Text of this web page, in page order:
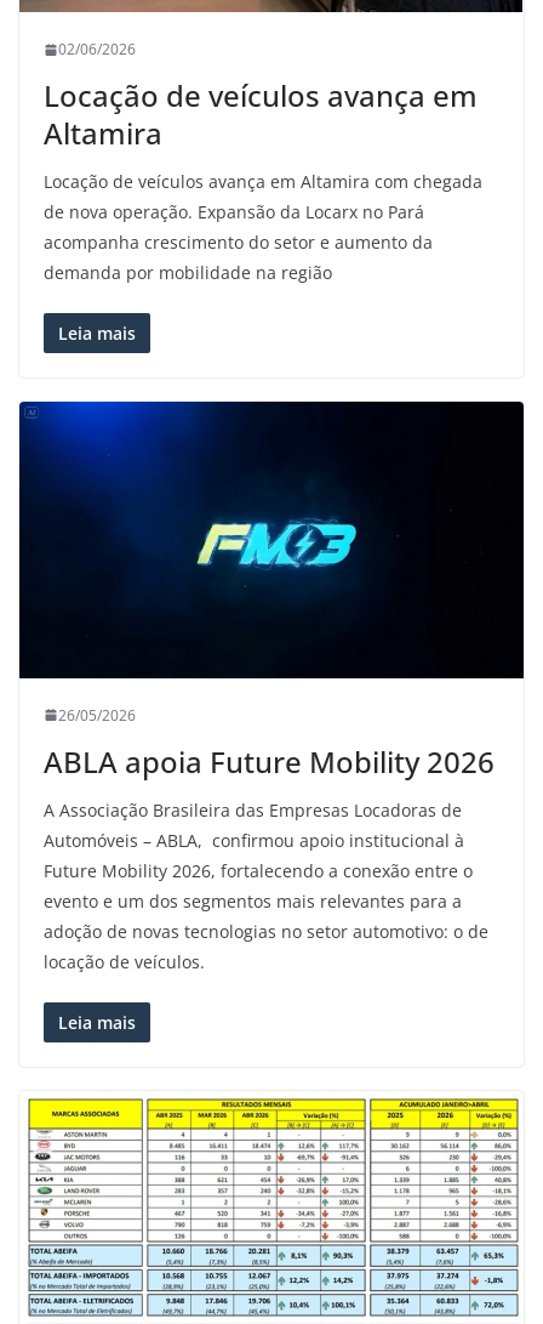
02/06/2026
Locação de veículos avança em
Altamira
Locação de veículos avança em Altamira com chegada
de nova operação. Expansão da Locarx no Pará
acompanha crescimento do setor e aumento da
demanda por mobilidade na região
Leia mais
26/05/2026
ABLA apoia Future Mobility 2026
A Associação Brasileira das Empresas Locadoras de
Automóveis – ABLA, confirmou apoio institucional à
Future Mobility 2026, fortalecendo a conexão entre o
evento e um dos segmentos mais relevantes para a
adoção de novas tecnologias no setor automotivo: o de
locação de veículos.
Leia mais